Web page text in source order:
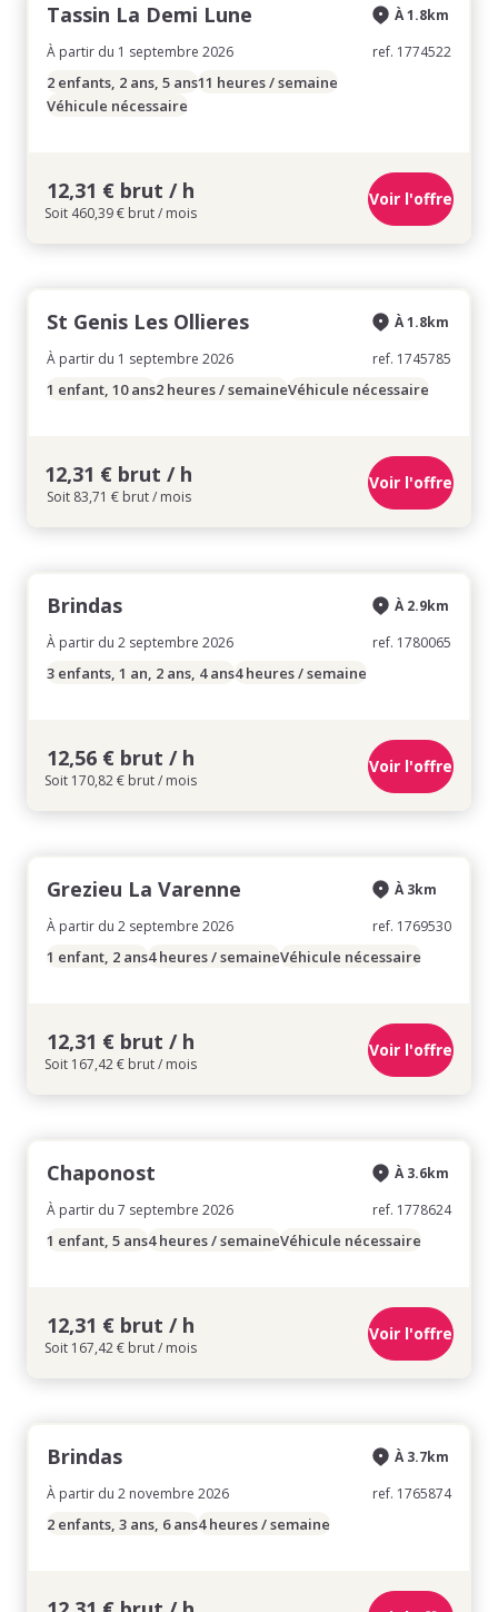
Tassin La Demi Lune
À partir du 1 septembre 2026
À 1.8km
ref. 1774522
2 enfants, 2 ans, 5 ans11 heures / semaine
Véhicule nécessaire
12,31 € brut / h
Soit 460,39 € brut / mois
Voir l'offre
St Genis Les Ollieres
À partir du 1 septembre 2026
À 1.8km
ref. 1745785
1 enfant, 10 ans2 heures / semaineVéhicule nécessaire
12,31 € brut / h
Soit 83,71 € brut / mois
Voir l'offre
Brindas
À partir du 2 septembre 2026
À 2.9km
ref. 1780065
3 enfants, 1 an, 2 ans, 4 ans4 heures / semaine
12,56 € brut / h
Soit 170,82 € brut / mois
Voir l'offre
Grezieu La Varenne
À partir du 2 septembre 2026
À 3km
ref. 1769530
1 enfant, 2 ans4 heures / semaineVéhicule nécessaire
12,31 € brut / h
Soit 167,42 € brut / mois
Voir l'offre
Chaponost
À partir du 7 septembre 2026
À 3.6km
ref. 1778624
1 enfant, 5 ans4 heures / semaineVéhicule nécessaire
12,31 € brut / h
Soit 167,42 € brut / mois
Voir l'offre
Brindas
À partir du 2 novembre 2026
À 3.7km
ref. 1765874
2 enfants, 3 ans, 6 ans4 heures / semaine